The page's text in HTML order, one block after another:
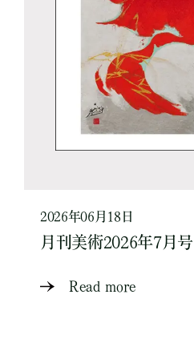
2026年06月18日
月刊美術2026年7月号
Read more